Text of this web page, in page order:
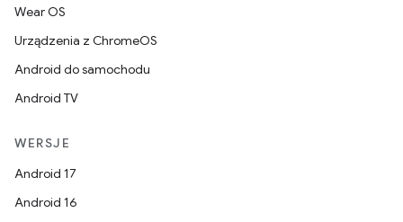
Wear OS
Urządzenia z ChromeOS
Android do samochodu
Android TV
WERSJE
Android 17
Android 16